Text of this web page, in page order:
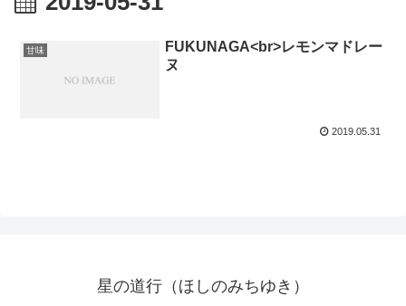
甘味
FUKUNAGA<br>レモンマドレー
ヌ
2019.05.31
星の道行（ほしのみちゆき）